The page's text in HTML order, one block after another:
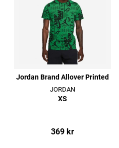
Jordan Brand Allover Printed
JORDAN
XS
369 kr